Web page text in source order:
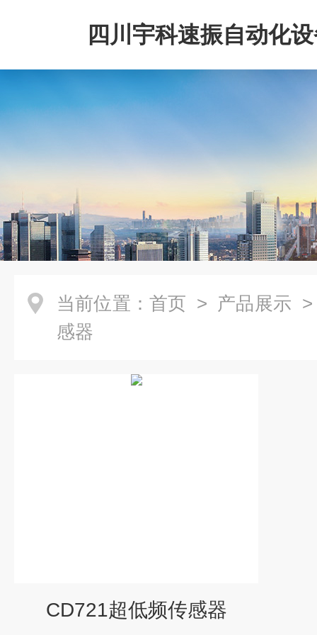
四川宇科速振自动化
公司
当前位置： 首页 > 产品展示
感器
CD721超低频传感器